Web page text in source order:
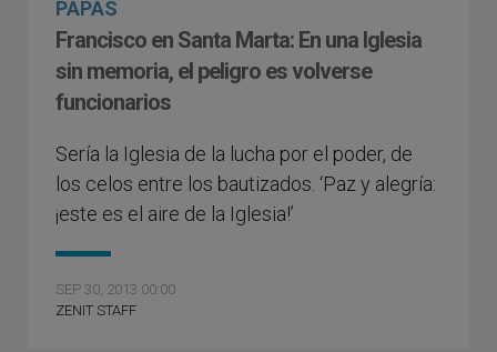
PAPAS
Francisco en Santa Marta: En una Iglesia
sin memoria, el peligro es volverse
funcionarios
Sería la Iglesia de la lucha por el poder, de
los celos entre los bautizados. ‘Paz y alegría:
¡este es el aire de la Iglesia!’
SEP 30, 2013 00:00
ZENIT STAFF